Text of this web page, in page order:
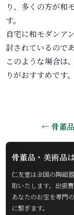
り、多くの方が和
す。
自宅に和モダンア
討されているので
このような場合は
りがおすすめです。
← 骨董
骨董品・美術品
仁友堂は全国の陶磁
取いたします。出張
あなたのお宝を専門
に繋ぎます。